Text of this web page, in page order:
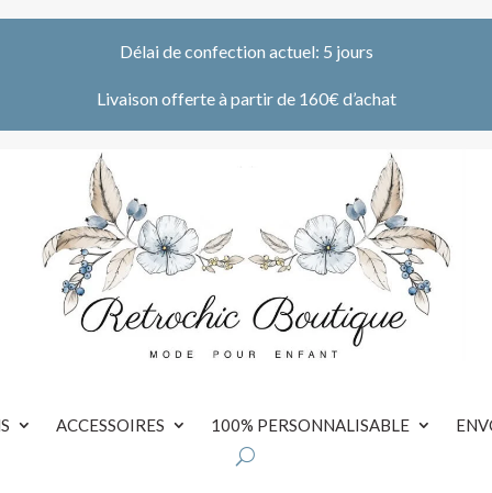
Délai de confection actuel: 5 jours
Livaison offerte à partir de 160€ d’achat
ACCESSOIRES 100% PERSONNALISABLE